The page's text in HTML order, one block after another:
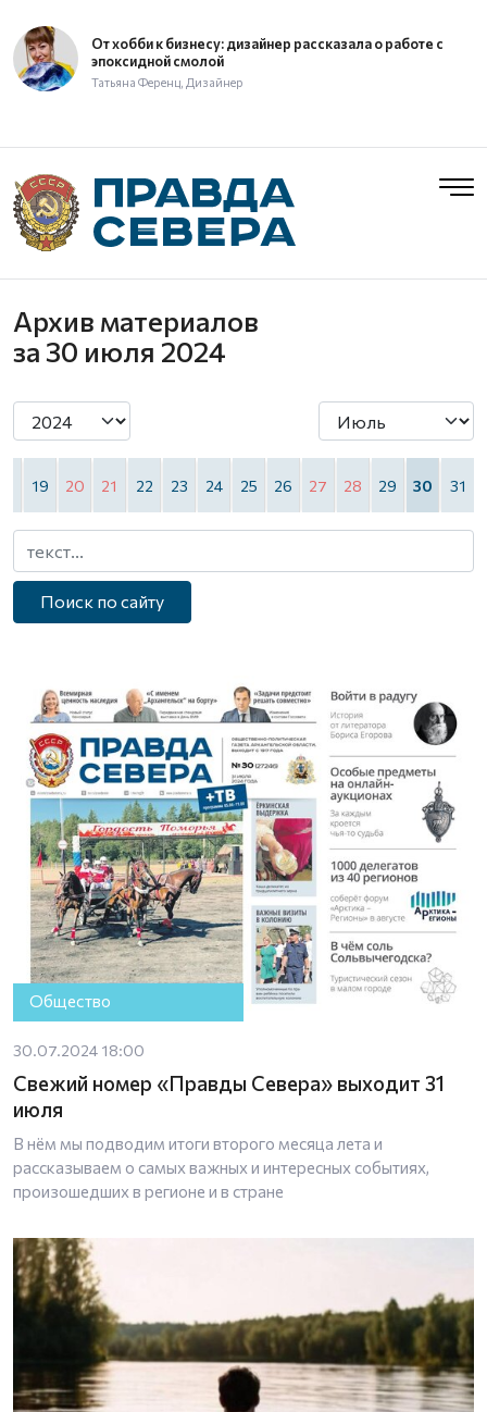
От хобби к бизнесу: дизайнер рассказала о работе с
эпоксидной смолой
Татьяна Ференц, Дизайнер
Архив материалов
за 30 июля 2024
19 20 21 22 23 24 25 26 27 28 29 30 31
Поиск по сайту
Общество
30.07.2024 18:00
Свежий номер «Правды Севера» выходит 31
июля
В нём мы подводим итоги второго месяца лета и
рассказываем о самых важных и интересных событиях,
произошедших в регионе и в стране